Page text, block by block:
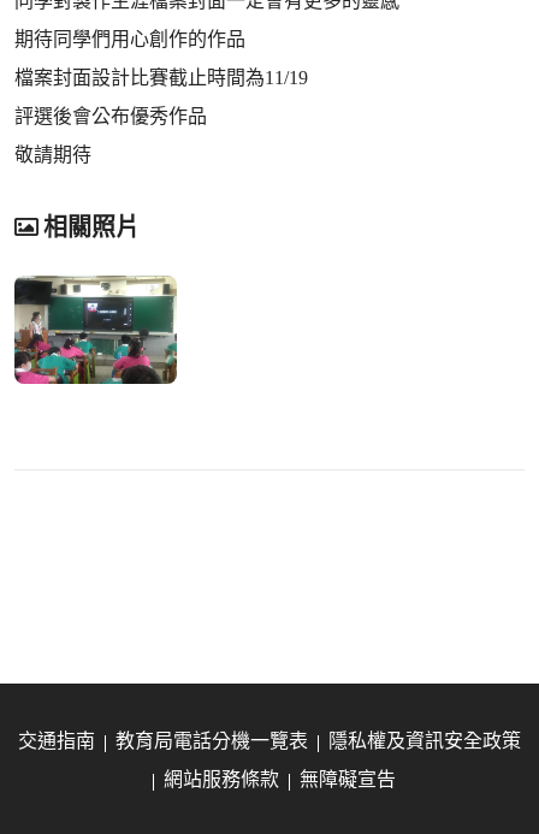
期待同學們用心創作的作品
檔案封面設計比賽截止時間為11/19
評選後會公布優秀作品
敬請期待
相關照片
交通指南 教育局電話分機一覽表
隱私權及資訊安全政策
網站服務條款
無障礙宣告